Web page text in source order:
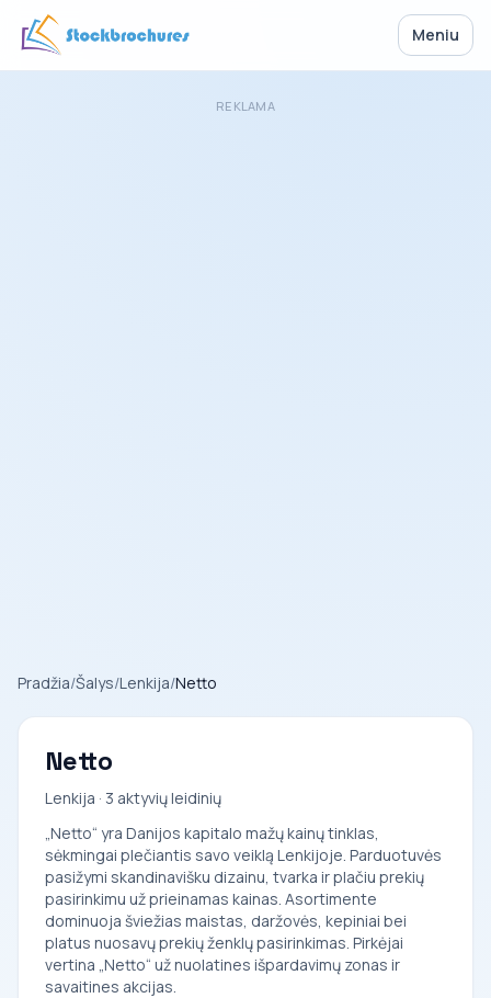
Meniu
REKLAMA
Pradžia/Šalys/Lenkija/Netto
Netto
Lenkija · 3 aktyvių leidinių
„Netto“ yra Danijos kapitalo mažų kainų tinklas,
sėkmingai plečiantis savo veiklą Lenkijoje. Parduotuvės
pasižymi skandinavišku dizainu, tvarka ir plačiu prekių
pasirinkimu už prieinamas kainas. Asortimente
dominuoja šviežias maistas, daržovės, kepiniai bei
platus nuosavų prekių ženklų pasirinkimas. Pirkėjai
vertina „Netto“ už nuolatines išpardavimų zonas ir
savaitines akcijas.